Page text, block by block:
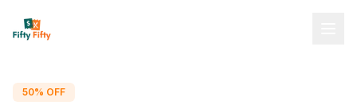
50% OFF